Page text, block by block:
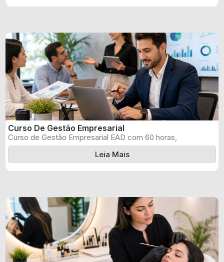
Curso De Gestão Empresarial
Curso de Gestão Empresarial EAD com 60 horas,
certificado informado pelo produtor e ...
Leia Mais